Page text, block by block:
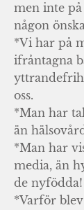
men inte
någon
*Vi har på
ifråntagna
oss.
*Man har
än
*Man har
media, än
de nyfödda!
*Varför blev